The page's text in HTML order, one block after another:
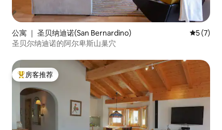
公寓 ｜ 圣贝纳迪诺(San Bernardino) 平均评分
5 (7)
圣贝尔纳迪诺的阿尔卑斯山巢穴
热门「房客推荐」
房客推荐